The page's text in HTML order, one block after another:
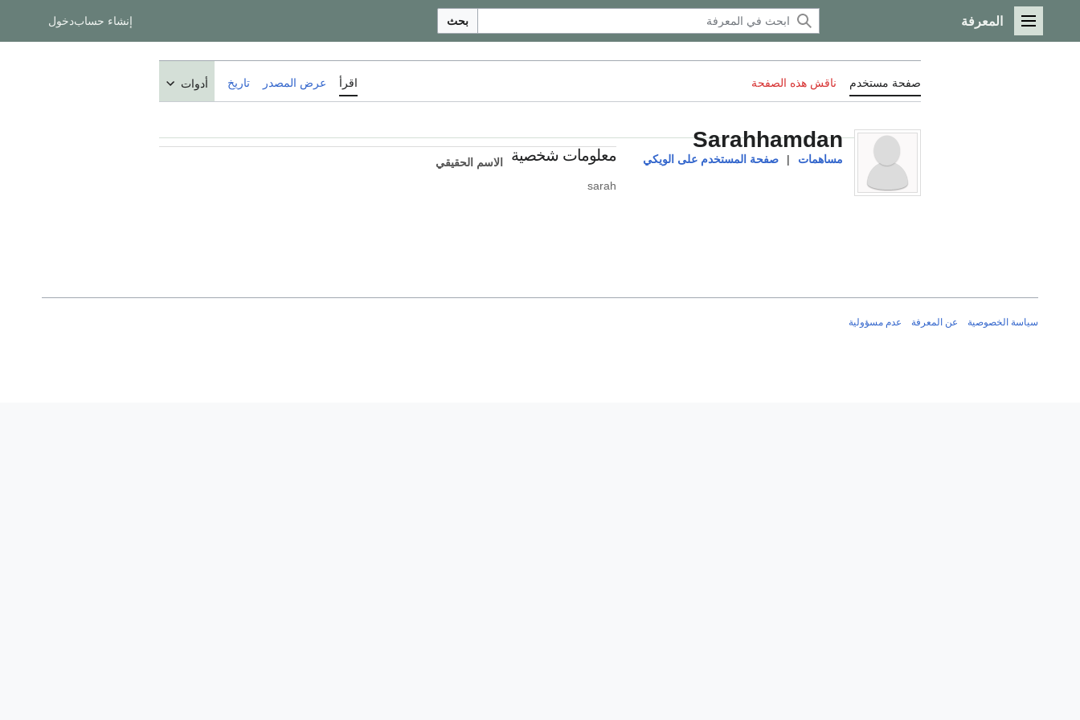
القائمة الرئيسية
المعرفة بحث إنشاء حسابدخول
صفحة مستخدم ناقش هذه الصفحة اقرأ عرض المصدر تاريخ أدوات
Sarahhamdan
مساهمات | صفحة المستخدم على الويكي معلومات شخصية
الاسم الحقيقي
sarah
سياسة الخصوصية عن المعرفة عدم مسؤولية